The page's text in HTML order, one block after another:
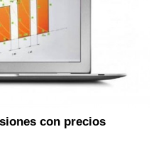
con precios